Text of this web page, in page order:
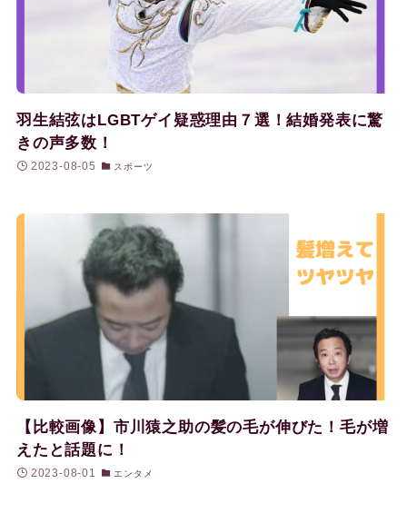
羽生結弦はLGBTゲイ疑惑理由７選！結婚発表に驚
きの声多数！
2023-08-05 スポーツ
【比較画像】市川猿之助の髪の毛が伸びた！毛が増
えたと話題に！
2023-08-01 エンタメ